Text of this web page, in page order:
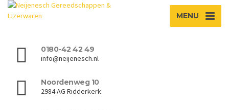
MENU
0180-42 42 49
info@neijenesch.nl
Noordenweg 10
2984 AG Ridderkerk